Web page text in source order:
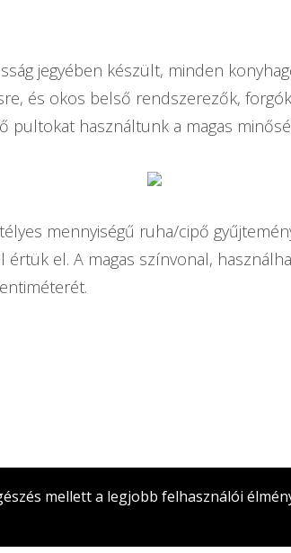
jegyében készült, minden
és okos belső rendszerezők,
pultokat használtunk a magas
mennyiségű ruha/cipő
el. A magas színvonal,
mellett a legjobb felhasználói